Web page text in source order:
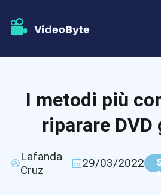
Lettore Blu-ray
Negozio
Supporto
I metodi più
riparare
Lafanda
Cruz
29/03/2022